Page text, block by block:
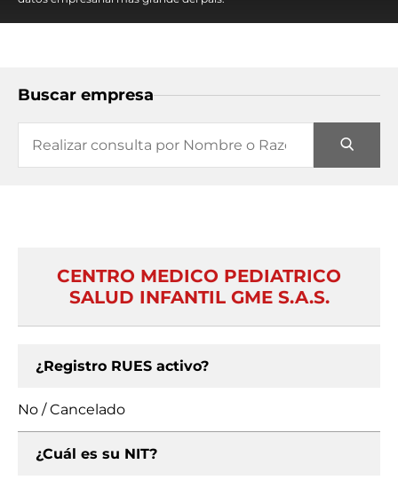
Buscar empresa
CENTRO MEDICO PEDIATRICO
SALUD INFANTIL GME S.A.S.
¿Registro RUES activo?
No / Cancelado
¿Cuál es su NIT?